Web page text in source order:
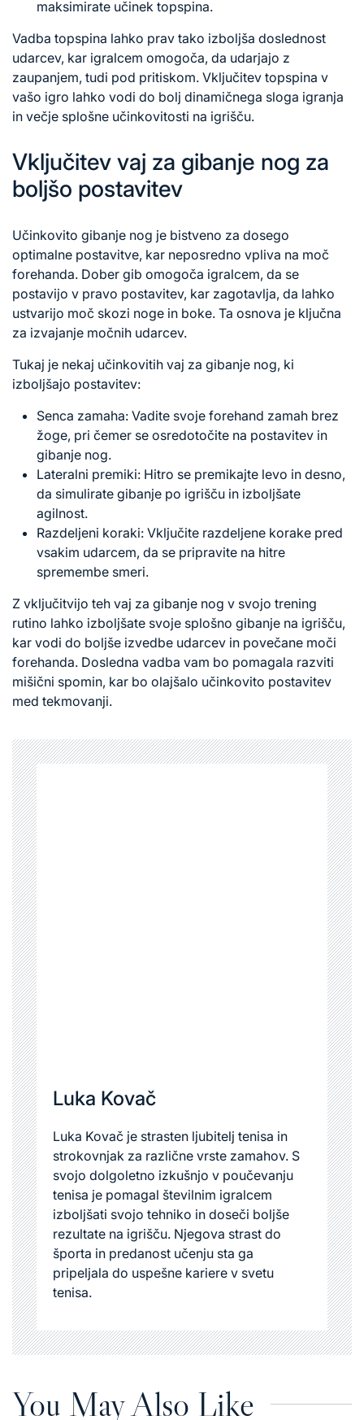
maksimirate učinek topspina.
Vadba topspina lahko prav tako izboljša doslednost
udarcev, kar igralcem omogoča, da udarjajo z
zaupanjem, tudi pod pritiskom. Vključitev topspina v
vašo igro lahko vodi do bolj dinamičnega sloga igranja
in večje splošne učinkovitosti na igrišču.
Vključitev vaj za gibanje nog za
boljšo postavitev
Učinkovito gibanje nog je bistveno za dosego
optimalne postavitve, kar neposredno vpliva na moč
forehanda. Dober gib omogoča igralcem, da se
postavijo v pravo postavitev, kar zagotavlja, da lahko
ustvarijo moč skozi noge in boke. Ta osnova je ključna
za izvajanje močnih udarcev.
Tukaj je nekaj učinkovitih vaj za gibanje nog, ki
izboljšajo postavitev:
Senca zamaha: Vadite svoje forehand zamah brez
žoge, pri čemer se osredotočite na postavitev in
gibanje nog.
Lateralni premiki: Hitro se premikajte levo in desno,
da simulirate gibanje po igrišču in izboljšate
agilnost.
Razdeljeni koraki: Vključite razdeljene korake pred
vsakim udarcem, da se pripravite na hitre
spremembe smeri.
Z vključitvijo teh vaj za gibanje nog v svojo trening
rutino lahko izboljšate svoje splošno gibanje na igrišču,
kar vodi do boljše izvedbe udarcev in povečane moči
forehanda. Dosledna vadba vam bo pomagala razviti
mišični spomin, kar bo olajšalo učinkovito postavitev
med tekmovanji.
Luka Kovač
Luka Kovač je strasten ljubitelj tenisa in
strokovnjak za različne vrste zamahov. S
svojo dolgoletno izkušnjo v poučevanju
tenisa je pomagal številnim igralcem
izboljšati svojo tehniko in doseči boljše
rezultate na igrišču. Njegova strast do
športa in predanost učenju sta ga
pripeljala do uspešne kariere v svetu
tenisa.
You May Also Like